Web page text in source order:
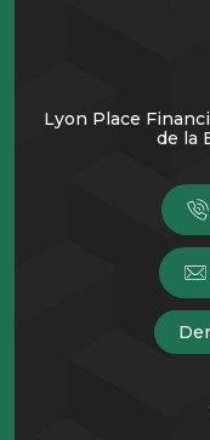
Lyon Place
de la